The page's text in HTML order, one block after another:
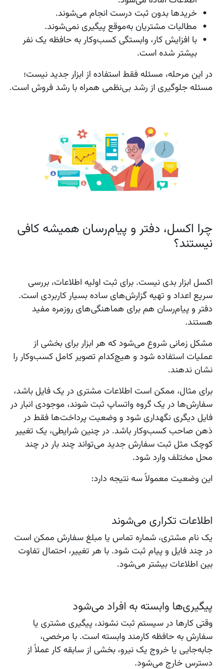
خریدها بدون ثبت درست انجام می‌شوند.
مطالبات مشتریان به‌موقع پیگیری نمی‌شوند.
با افزایش کار، وابستگی کسب‌وکار به حافظه یک نفر
بیشتر شده است.
در این مرحله، مسئله فقط استفاده از ابزار جدید نیست؛
مسئله جلوگیری از رشد بی‌نظمی همراه با رشد فروش است.
چرا اکسل، دفتر و پیام‌رسان همیشه کافی
نیستند؟
اکسل ابزار بدی نیست. برای ثبت اولیه اطلاعات، بررسی
سریع اعداد و تهیه گزارش‌های ساده بسیار کاربردی است.
دفتر و پیام‌رسان هم برای هماهنگی‌های روزمره مفید
هستند.
مشکل زمانی شروع می‌شود که هر ابزار برای بخشی از
عملیات استفاده شود و هیچ‌کدام تصویر کامل کسب‌وکار را
نشان ندهند.
برای مثال، ممکن است اطلاعات مشتری در یک فایل باشد،
سفارش‌ها در یک گروه واتساپ ثبت شوند، موجودی انبار در
فایل دیگری نگهداری شود و وضعیت پرداخت‌ها فقط در
ذهن صاحب کسب‌وکار باشد. در چنین شرایطی، یک تغییر
کوچک مثل ثبت سفارش جدید می‌تواند چند بار در چند
محل مختلف وارد شود.
این وضعیت معمولاً سه نتیجه دارد:
اطلاعات تکراری می‌شوند
یک نام مشتری، شماره تماس یا مبلغ سفارش ممکن است
در چند فایل و پیام ثبت شود. با هر تغییر، احتمال تفاوت
بین اطلاعات بیشتر می‌شود.
پیگیری‌ها وابسته به افراد می‌شود
وقتی کارها در سیستم ثبت نشوند، پیگیری مشتری یا
سفارش به حافظه کارمند وابسته است. با مرخصی،
جابه‌جایی یا خروج یک نیرو، بخشی از سابقه کار عملاً از
دسترس خارج می‌شود.